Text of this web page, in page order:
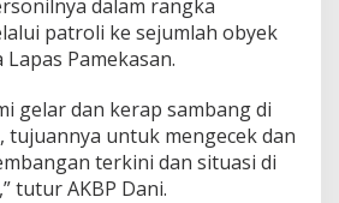
dalam rangka
patroli ke sejumlah obyek
Pamekasan.
gelar dan kerap sambang di
tujuannya untuk mengecek dan
terkini dan situasi di
tutur AKBP Dani.